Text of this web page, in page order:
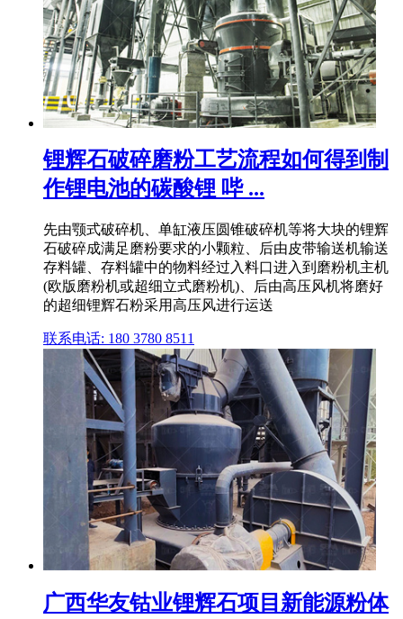
锂辉石破碎磨粉工艺流程如何得到制
作锂电池的碳酸锂 哔 ...
先由颚式破碎机、单缸液压圆锥破碎机等将大块的锂辉
石破碎成满足磨粉要求的小颗粒、后由皮带输送机输送
存料罐、存料罐中的物料经过入料口进入到磨粉机主机
(欧版磨粉机或超细立式磨粉机)、后由高压风机将磨好
的超细锂辉石粉采用高压风进行运送
联系电话: 180 3780 8511
广西华友钴业锂辉石项目新能源粉体